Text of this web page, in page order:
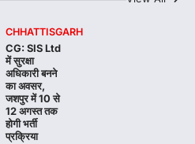
CHHATTISGARH
CG: SIS Ltd
में सुरक्षा
अधिकारी बनने
का अवसर,
जशपुर में 10 से
12 अगस्त तक
होगी भर्ती
प्रक्रिया